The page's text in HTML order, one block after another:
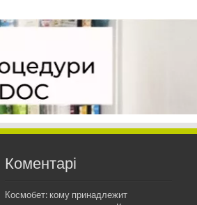
Коментарі
Космобет: кому принадлежит